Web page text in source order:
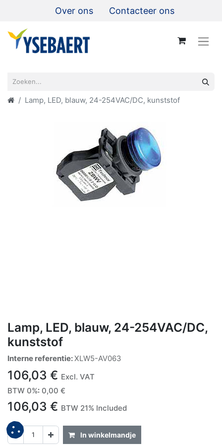
Over ons Contacteer ons
Lamp, LED, blauw, 24-254VAC/DC, kunststof
Lamp, LED, blauw, 24-254VAC/DC,
kunststof
Interne referentie:XLW5-AV063
106,03 € Excl. VAT
BTW 0%: 0,00 €
106,03 € BTW 21% Included
In winkelmandje